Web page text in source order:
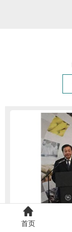
首页